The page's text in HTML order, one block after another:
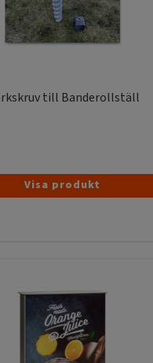
till Banderollställ
Visa produkt